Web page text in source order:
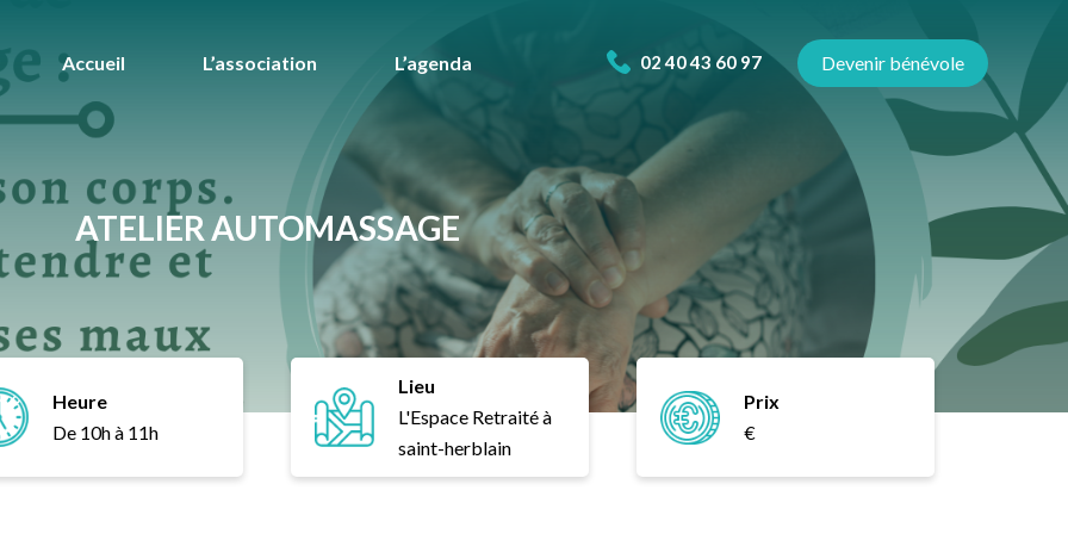
Accueil L’association L’agenda 02 40 43 60 97 Devenir bénévole
ATELIER AUTOMASSAGE
Heure
De 10h à 11h
Lieu
L'Espace Retraité à
saint-herblain
Prix
€